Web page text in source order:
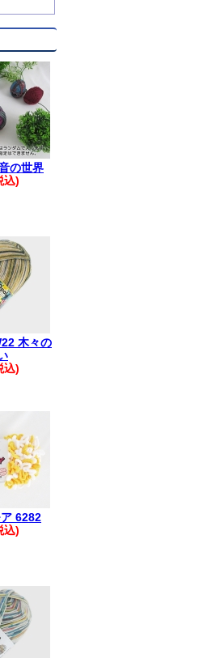
たしま
いただ
ます。
お願い
の世界
込)
木々の
込)
6282
込)